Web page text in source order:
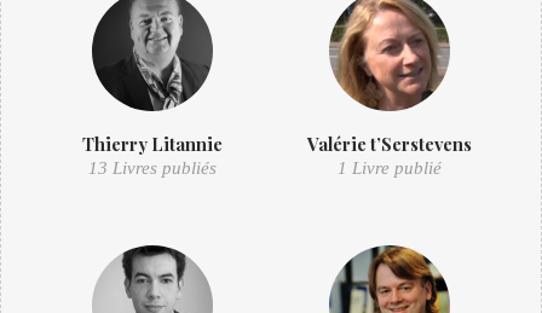
Thierry Litannie
13 Livres publiés
Valérie t’Serstevens
1 Livre publié